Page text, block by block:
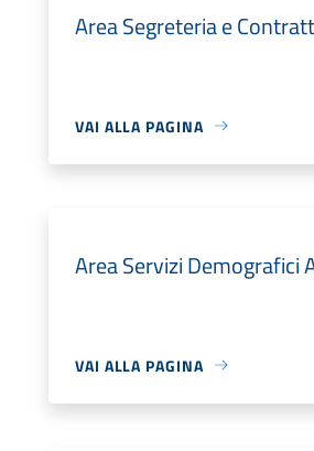
Area Segreteria e
VAI ALLA PAGINA
Area Servizi Demografici
VAI ALLA PAGINA